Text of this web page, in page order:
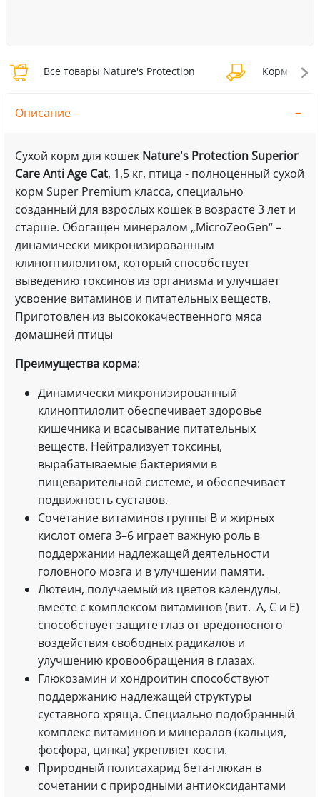
Все товары Nature's Protection Корм для
Описание
Сухой корм для кошек Nature's Protection Superior
Care Anti Age Cat, 1,5 кг, птица - полноценный сухой
корм Super Premium класса, специально
созданный для взрослых кошек в возрасте 3 лет и
старше. Обогащен минералом „MicroZeoGen“ –
динамически микронизированным
клиноптилолитом, который способствует
выведению токсинов из организма и улучшает
усвоение витаминов и питательных веществ.
Приготовлен из высококачественного мяса
домашней птицы
Преимущества корма:
Динамически микронизированный
клиноптилолит oбеспечивает здоровье
кишечника и всасывание питательных
веществ. Нейтрализует токсины,
вырабатываемые бактериями в
пищеварительной системе, и обеспечивает
подвижность суставов.
Cочетание витаминов группы B и жирных
кислот омега 3–6 играет важную роль в
поддержании надлежащей деятельности
головного мозга и в улучшении памяти.
Лютеин, получаемый из цветов календулы,
вместе с комплексом витаминов (вит. A, C и E)
способствует защите глаз от вредоносного
воздействия свободных радикалов и
улучшению кровообращения в глазах.
Глюкозамин и хондроитин способствуют
поддержанию надлежащей структуры
суставного хряща. Специально подобранный
комплекс витаминов и минералов (кальция,
фосфора, цинка) укрепляет кости.
Природный полисахарид бета-глюкан в
сочетании с природными антиоксидантами